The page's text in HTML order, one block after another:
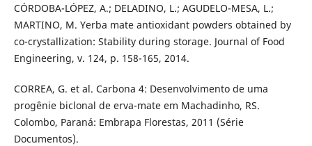
CÓRDOBA-LÓPEZ, A.; DELADINO, L.; AGUDELO-MESA, L.;
MARTINO, M. Yerba mate antioxidant powders obtained by
co-crystallization: Stability during storage. Journal of Food
Engineering, v. 124, p. 158-165, 2014.
CORREA, G. et al. Carbona 4: Desenvolvimento de uma
progênie biclonal de erva-mate em Machadinho, RS.
Colombo, Paraná: Embrapa Florestas, 2011 (Série
Documentos).